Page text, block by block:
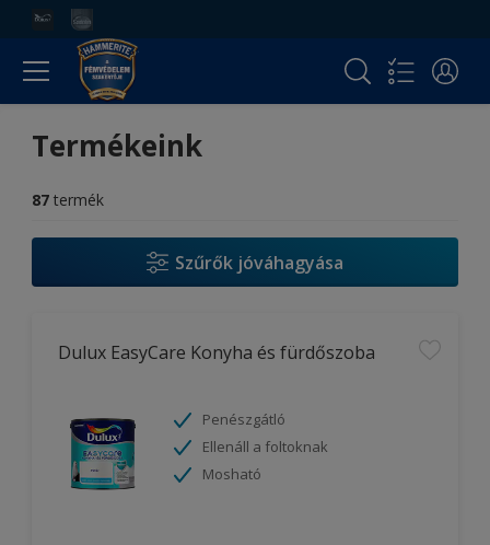
Termékeink
87 termék
Szűrők jóváhagyása
Dulux EasyCare Konyha és fürdőszoba
Penészgátló
Ellenáll a foltoknak
Mosható